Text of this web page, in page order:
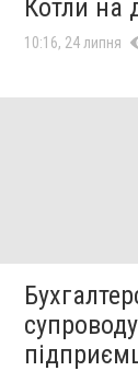
Котли на
10:16, 24 липня